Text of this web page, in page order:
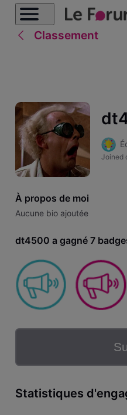
Classement
Joined
À propos de moi
Aucune bio ajoutée
dt4500 a gagné 7
Statistiques